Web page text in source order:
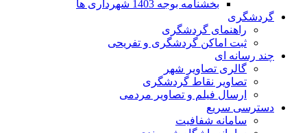
بخشنامه بوجه 1403 شهرداری ها
گردشگری
راهنمای گردشگری
ثبت اماکن گردشگری و تفریحی
چند رسانه ای
گالری تصاویر شهر
تصاویر نقاط گردشگری
ارسال فیلم و تصاویر مردمی
دسترسی سریع
سامانه شفافیت